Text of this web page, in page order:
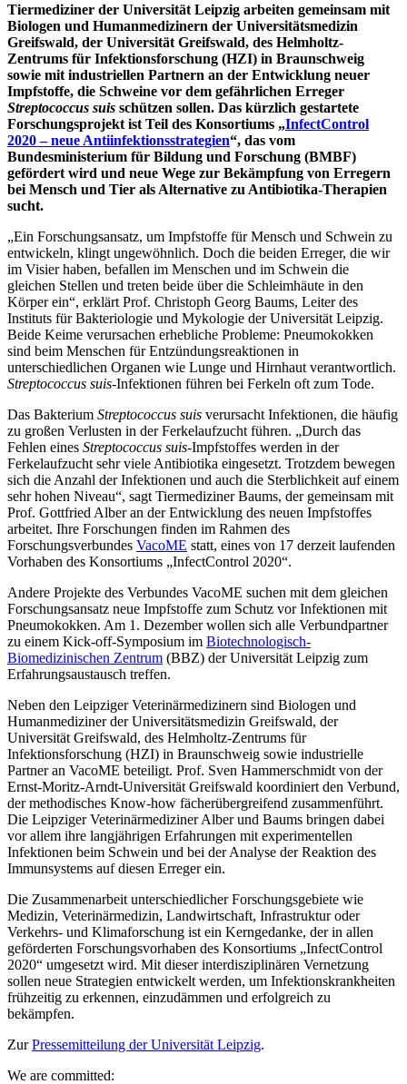
Tiermediziner der Universität Leipzig arbeiten gemeinsam mit
Biologen und Humanmedizinern der Universitätsmedizin
Greifswald, der Universität Greifswald, des Helmholtz-
Zentrums für Infektionsforschung (HZI) in Braunschweig
sowie mit industriellen Partnern an der Entwicklung neuer
Impfstoffe, die Schweine vor dem gefährlichen Erreger
Streptococcus suis schützen sollen. Das kürzlich gestartete
Forschungsprojekt ist Teil des Konsortiums „InfectControl
2020 – neue Antiinfektionsstrategien“, das vom
Bundesministerium für Bildung und Forschung (BMBF)
gefördert wird und neue Wege zur Bekämpfung von Erregern
bei Mensch und Tier als Alternative zu Antibiotika-Therapien
sucht.
„Ein Forschungsansatz, um Impfstoffe für Mensch und Schwein zu
entwickeln, klingt ungewöhnlich. Doch die beiden Erreger, die wir
im Visier haben, befallen im Menschen und im Schwein die
gleichen Stellen und treten beide über die Schleimhäute in den
Körper ein“, erklärt Prof. Christoph Georg Baums, Leiter des
Instituts für Bakteriologie und Mykologie der Universität Leipzig.
Beide Keime verursachen erhebliche Probleme: Pneumokokken
sind beim Menschen für Entzündungsreaktionen in
unterschiedlichen Organen wie Lunge und Hirnhaut verantwortlich.
Streptococcus suis-Infektionen führen bei Ferkeln oft zum Tode.
Das Bakterium Streptococcus suis verursacht Infektionen, die häufig
zu großen Verlusten in der Ferkelaufzucht führen. „Durch das
Fehlen eines Streptococcus suis-Impfstoffes werden in der
Ferkelaufzucht sehr viele Antibiotika eingesetzt. Trotzdem bewegen
sich die Anzahl der Infektionen und auch die Sterblichkeit auf einem
sehr hohen Niveau“, sagt Tiermediziner Baums, der gemeinsam mit
Prof. Gottfried Alber an der Entwicklung des neuen Impfstoffes
arbeitet. Ihre Forschungen finden im Rahmen des
Forschungsverbundes VacoME statt, eines von 17 derzeit laufenden
Vorhaben des Konsortiums „InfectControl 2020“.
Andere Projekte des Verbundes VacoME suchen mit dem gleichen
Forschungsansatz neue Impfstoffe zum Schutz vor Infektionen mit
Pneumokokken. Am 1. Dezember wollen sich alle Verbundpartner
zu einem Kick-off-Symposium im Biotechnologisch-
Biomedizinischen Zentrum (BBZ) der Universität Leipzig zum
Erfahrungsaustausch treffen.
Neben den Leipziger Veterinärmedizinern sind Biologen und
Humanmediziner der Universitätsmedizin Greifswald, der
Universität Greifswald, des Helmholtz-Zentrums für
Infektionsforschung (HZI) in Braunschweig sowie industrielle
Partner an VacoME beteiligt. Prof. Sven Hammerschmidt von der
Ernst-Moritz-Arndt-Universität Greifswald koordiniert den Verbund,
der methodisches Know-how fächerübergreifend zusammenführt.
Die Leipziger Veterinärmediziner Alber und Baums bringen dabei
vor allem ihre langjährigen Erfahrungen mit experimentellen
Infektionen beim Schwein und bei der Analyse der Reaktion des
Immunsystems auf diesen Erreger ein.
Die Zusammenarbeit unterschiedlicher Forschungsgebiete wie
Medizin, Veterinärmedizin, Landwirtschaft, Infrastruktur oder
Verkehrs- und Klimaforschung ist ein Kerngedanke, der in allen
geförderten Forschungsvorhaben des Konsortiums „InfectControl
2020“ umgesetzt wird. Mit dieser interdisziplinären Vernetzung
sollen neue Strategien entwickelt werden, um Infektionskrankheiten
frühzeitig zu erkennen, einzudämmen und erfolgreich zu
bekämpfen.
ZurPressemitteilung der Universität Leipzig.
We are committed: